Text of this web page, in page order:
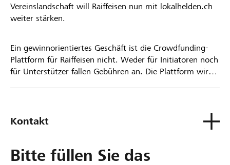
Vereinslandschaft will Raiffeisen nun mit lokalhelden.ch
weiter stärken.
Ein gewinnorientiertes Geschäft ist die Crowdfunding-
Plattform für Raiffeisen nicht. Weder für Initiatoren noch
für Unterstützer fallen Gebühren an. Die Plattform wird
Kontakt
Bitte füllen Sie das